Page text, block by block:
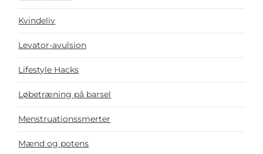
Kvindeliv
Levator-avulsion
Lifestyle Hacks
Løbetræning på barsel
Menstruationssmerter
Mænd og potens